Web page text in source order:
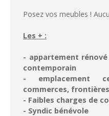
Posez vos meubles !
Les + :
- appartement
contemporain
- emplacement
commerces,
- Faibles charges de
- Syndic bénévole